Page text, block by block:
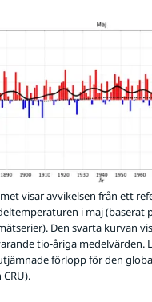
visar avvikelsen från ett
i maj (baserat
Den svarta kurvan
tio-åriga medelvärden.
förlopp för den